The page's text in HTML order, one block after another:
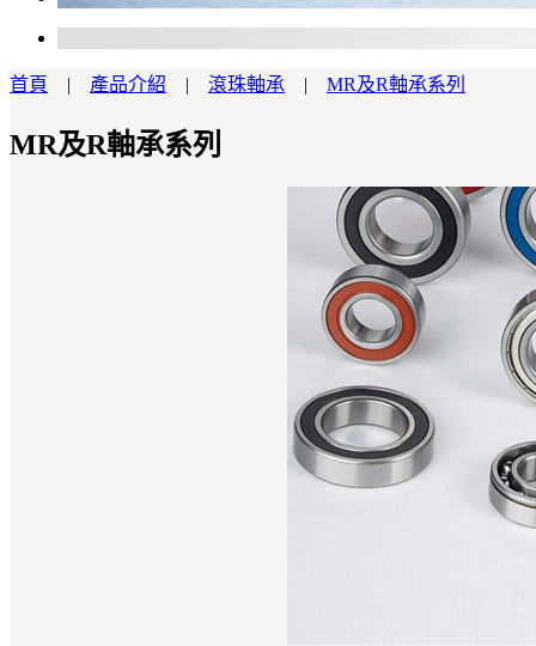
首頁 | 產品介紹 | 滾珠軸承 | MR及R軸承系列
MR及R軸承系列